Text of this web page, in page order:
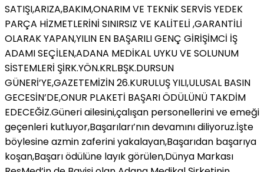
SATIŞI,ARIZA,BAKIM,ONARIM VE TEKNİK SERVİS YEDEK
PARÇA HİZMETLERİNİ SINIRSIZ VE KALİTELİ ,GARANTİLİ
OLARAK YAPAN,YILIN EN BAŞARILI GENÇ GİRİŞİMCİ İŞ
ADAMI SEÇİLEN,ADANA MEDİKAL UYKU VE SOLUNUM
SİSTEMLERİ ŞİRK.YÖN.KRL.BŞK.DURSUN
GÜNERİ’YE,GAZETEMİZİN 26.KURULUŞ YILI,ULUSAL BASIN
GECESİN’DE,ONUR PLAKETİ BAŞARI ÖDÜLÜNÜ TAKDİM
EDECEĞİZ.Güneri ailesini,çalışan personellerini ve emeği
geçenleri kutluyor,Başarıları’nın devamını diliyoruz.İşte
böylesine azmin zaferini yakalayan,Başarıdan başarıya
koşan,Başarı ödülüne layık görülen,Dünya Markası